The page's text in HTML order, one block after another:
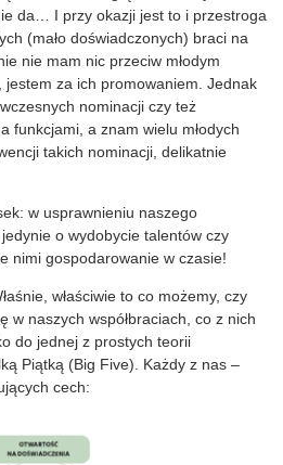
da… I przy okazji jest to i przestroga
(mało doświadczonych) braci na
nie mam nic przeciw młodym
za ich promowaniem. Jednak
nominacji czy też
funkcjami, a znam wielu młodych
takich nominacji, delikatnie
w usprawnieniu naszego
o wydobycie talentów czy
nimi gospodarowanie w czasie!
właściwie to co możemy, czy
w naszych współbraciach, co z nich
do jednej z prostych teorii
Piątką (Big Five). Każdy z nas –
cech: